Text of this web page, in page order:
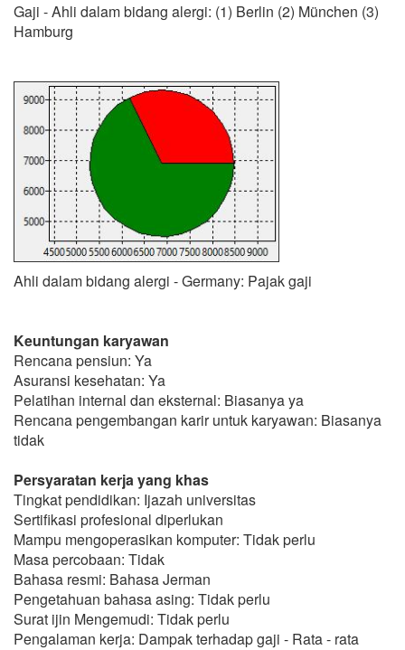
Gaji - Ahli dalam bidang alergi: (1) Berlin (2) München (3)
Hamburg
Ahli dalam bidang alergi - Germany: Pajak gaji
Keuntungan karyawan
Rencana pensiun: Ya
Asuransi kesehatan: Ya
Pelatihan internal dan eksternal: Biasanya ya
Rencana pengembangan karir untuk karyawan: Biasanya
tidak
Persyaratan kerja yang khas
Tingkat pendidikan: Ijazah universitas
Sertifikasi profesional diperlukan
Mampu mengoperasikan komputer: Tidak perlu
Masa percobaan: Tidak
Bahasa resmi: Bahasa Jerman
Pengetahuan bahasa asing: Tidak perlu
Surat ijin Mengemudi: Tidak perlu
Pengalaman kerja: Dampak terhadap gaji - Rata - rata